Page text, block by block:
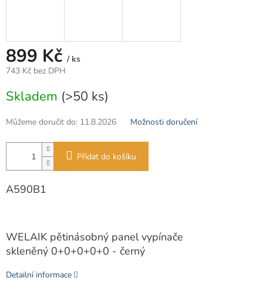
899 Kč / ks
743 Kč bez DPH
cena:
Skladem (>50 ks)
Můžeme doručit do: 11.8.2026 Možnosti doručení
Přidat do košíku
A590B1
WELAIK pětinásobný panel vypínače
skleněný 0+0+0+0+0 - černý
Detailní informace